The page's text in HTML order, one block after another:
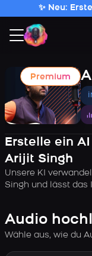
✨ Neu:
Premium
Erstelle ein
Arijit Singh
Unsere KI
Singh und lässt das
Audio
Wähle aus, wie du